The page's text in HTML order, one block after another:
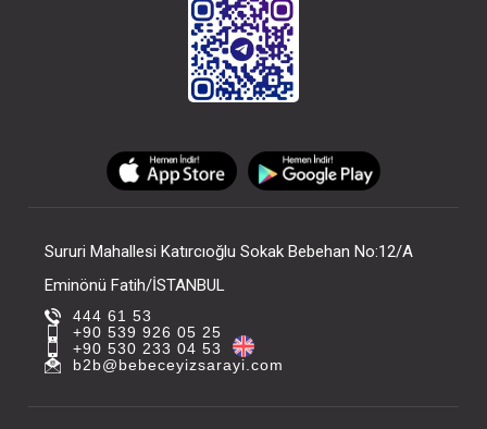
Sururi Mahallesi Katırcıoğlu Sokak Bebehan No:12/A
Eminönü Fatih/İSTANBUL
444 61 53
+90 539 926 05 25
+90 530 233 04 53
b2b@bebeceyizsarayi.com